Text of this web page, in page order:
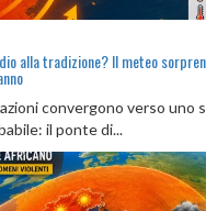
Min:21°C
27°C
Min:
22°C
Max:28°C Max:28°C
a Tolentino tra 6 giorni
alla tradizione? Il meteo
convergono verso uno
il ponte di...